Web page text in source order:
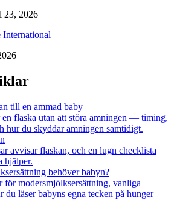
23, 2026
International
till en ammad baby
flaska utan att störa amningen — timing,
hur du skyddar amningen samtidigt.
avvisar flaskan, och en lugn checklista
hjälper.
behöver babyn?
för modersmjölksersättning, vanliga
du läser babyns egna tecken på hunger